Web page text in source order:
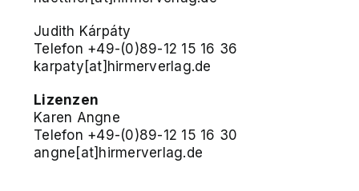
Judith Kárpáty
Telefon +49-(0)89-12 15 16 36
karpaty[at]hirmerverlag.de
Lizenzen
Karen Angne
Telefon +49-(0)89-12 15 16 30
angne[at]hirmerverlag.de